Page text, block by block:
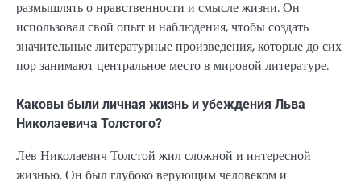
размышлять о нравственности и смысле жизни. Он
использовал свой опыт и наблюдения, чтобы создать
значительные литературные произведения, которые до сих
пор занимают центральное место в мировой литературе.
Каковы были личная жизнь и убеждения Льва
Николаевича Толстого?
Лев Николаевич Толстой жил сложной и интересной
жизнью. Он был глубоко верующим человеком и